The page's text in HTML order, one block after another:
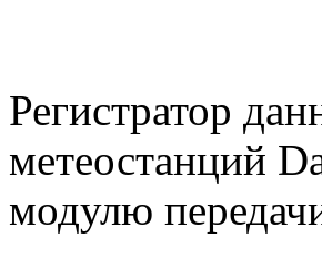
Регистратор
метеостанций
модулю